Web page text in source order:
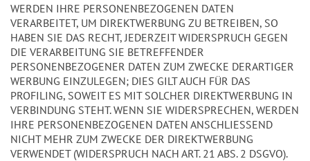
WERDEN IHRE PERSONENBEZOGENEN DATEN
VERARBEITET, UM DIREKTWERBUNG ZU BETREIBEN, SO
HABEN SIE DAS RECHT, JEDERZEIT WIDERSPRUCH GEGEN
DIE VERARBEITUNG SIE BETREFFENDER
PERSONENBEZOGENER DATEN ZUM ZWECKE DERARTIGER
WERBUNG EINZULEGEN; DIES GILT AUCH FÜR DAS
PROFILING, SOWEIT ES MIT SOLCHER DIREKTWERBUNG IN
VERBINDUNG STEHT. WENN SIE WIDERSPRECHEN, WERDEN
IHRE PERSONENBEZOGENEN DATEN ANSCHLIESSEND
NICHT MEHR ZUM ZWECKE DER DIREKTWERBUNG
VERWENDET (WIDERSPRUCH NACH ART. 21 ABS. 2 DSGVO).